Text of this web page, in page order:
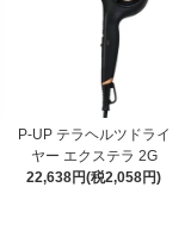
P-UP テラヘルツドライ
ヤー エクステラ 2G
22,638円(税2,058円)